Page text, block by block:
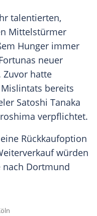
talentierten,
Mittelstürmer
Hunger immer
neuer
Zuvor hatte
bereits
Satoshi Tanaka
verpflichtet.
Rückkaufoption
würden
nach Dortmund